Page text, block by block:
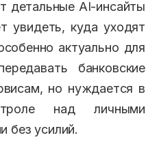
детальные AI-инсайты
увидеть, куда уходят
актуально для
банковские
но нуждается в
над личными
без усилий.